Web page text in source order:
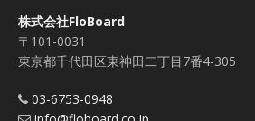
株式会社FloBoard
〒101-0031
東京都千代田区東神田二丁目7番4-305
03-6753-0948